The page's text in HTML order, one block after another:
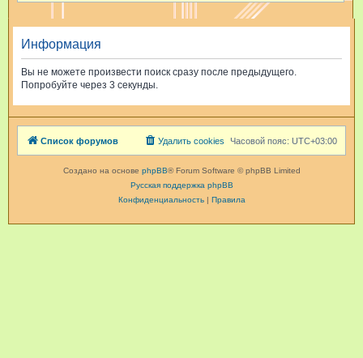
и
Информация
Вы не можете произвести поиск сразу после предыдущего.
Попробуйте через 3 секунды.
Список форумов Часовой пояс: UTC+03:00
Удалить cookies
Создано на основе phpBB® Forum Software © phpBB Limited
Русская поддержка phpBB
Конфиденциальность| Правила